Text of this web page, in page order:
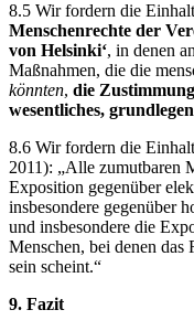
8.5 Wir fordern die
Menschenrechte der
von Helsinki‘, in denen
Maßnahmen, die die
könnten, die
wesentliches,
8.6 Wir fordern die
2011): „Alle zumutbaren
Exposition gegenüber
insbesondere gegenüber
und insbesondere die
Menschen, bei denen
sein scheint.“
9. Fazit